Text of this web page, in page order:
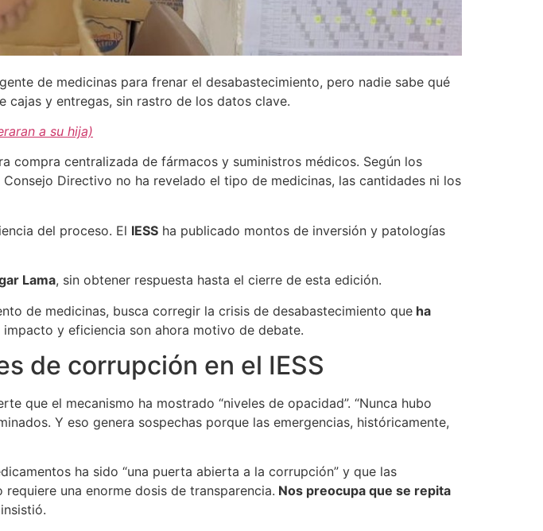
de medicinas para frenar el desabastecimiento, pero nadie sabe qué
y entregas, sin rastro de los datos clave.
a su hija)
compra centralizada de fármacos y suministros médicos. Según los
Consejo Directivo no ha revelado el tipo de medicinas, las cantidades ni los
del proceso. El IESS ha publicado montos de inversión y patologías
Lama, sin obtener respuesta hasta el cierre de esta edición.
de medicinas, busca corregir la crisis de desabastecimiento que ha
impacto y eficiencia son ahora motivo de debate.
de corrupción en el IESS
que el mecanismo ha mostrado “niveles de opacidad”. “Nunca hubo
Y eso genera sospechas porque las emergencias, históricamente,
ha sido “una puerta abierta a la corrupción” y que las
una enorme dosis de transparencia. Nos preocupa que se repita